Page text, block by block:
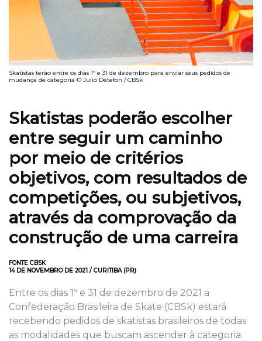
Skatistas terão entre os dias 1º e 31 de dezembro para enviar seus pedidos de
mudança de categoria © Julio Detefon / CBSk
Skatistas poderão escolher
entre seguir um caminho
por meio de critérios
objetivos, com resultados de
competições, ou subjetivos,
através da comprovação da
construção de uma carreira
FONTE CBSK
14 DE NOVEMBRO DE 2021 / CURITIBA (PR)
Entre os dias 1º e 31 de dezembro de 2021 a
Confederação Brasileira de Skate (CBSk) estará
recebendo pedidos de skatistas brasileiros de todas
as modalidades que buscam ascender à categoria